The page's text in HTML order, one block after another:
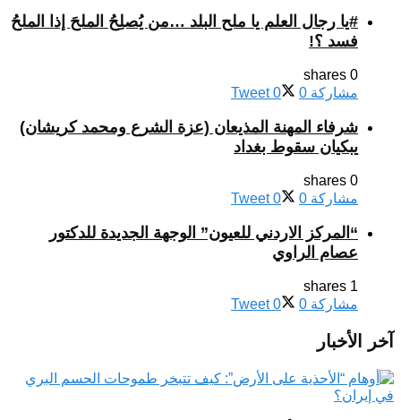
#يا رجال العلم يا ملح البلد …من يُصلِحُ الملحَ إذا الملحُ
فسد ؟!
0 shares
مشاركة 0
Tweet 0
شرفاء المهنة المذيعان (عزة الشرع ومحمد كريشان)
يبكيان سقوط بغداد
0 shares
مشاركة 0
Tweet 0
“المركز الاردني للعيون” الوجهة الجديدة للدكتور
عصام الراوي
1 shares
مشاركة 0
Tweet 0
آخر الأخبار